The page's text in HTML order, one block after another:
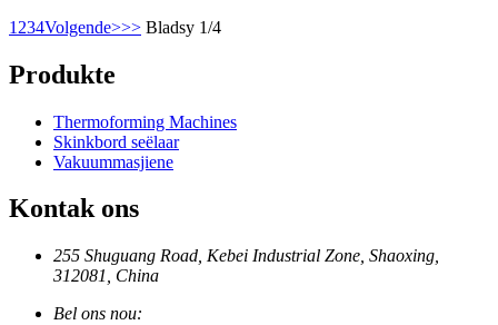
1 234Volgende>>> Bladsy 1/4
Produkte
Thermoforming Machines
Skinkbord seëlaar
Vakuummasjiene
Kontak ons
255 Shuguang Road, Kebei Industrial Zone, Shaoxing,
312081, China
Bel ons nou: